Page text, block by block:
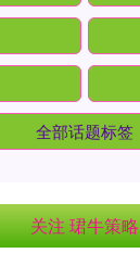
全部话题标签
关注 珺牛策略